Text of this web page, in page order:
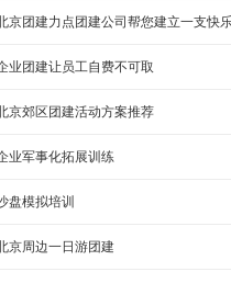
京团建力点团建公司帮您建立一支快
业团建让员工自费不可取
京郊区团建活动方案推荐
业军事化拓展训练
盘模拟培训
京周边一日游团建